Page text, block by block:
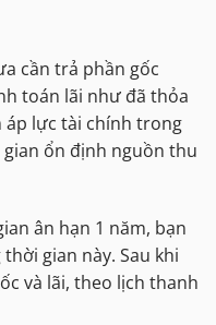
cần trả phần gốc
toán lãi như đã thỏa
áp lực tài chính trong
ổn định nguồn thu
ân hạn 1 năm, bạn
gian này. Sau khi
và lãi, theo lịch thanh